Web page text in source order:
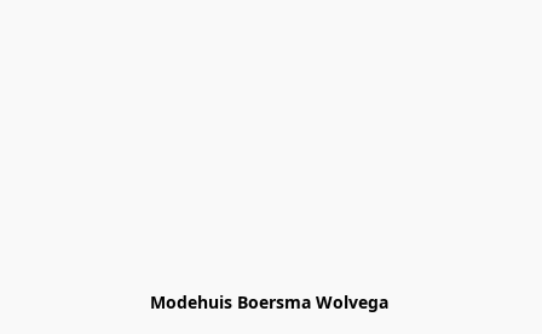
Modehuis Boersma Wolvega